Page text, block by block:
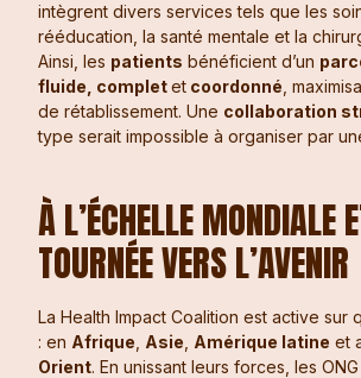
intègrent divers services tels que les
rééducation, la santé mentale et la
Ainsi, les patients bénéficient d’un
fluide, completet coordonné ,
de rétablissement. Une collaboration
type serait impossible à organiser par
À L’ÉCHELLE MONDIALE
TOURNÉE VERS L’AVENIR
La Health Impact Coalition est active sur
: en Afrique Asie Amérique latine et
Orient. En unissant leurs forces, les